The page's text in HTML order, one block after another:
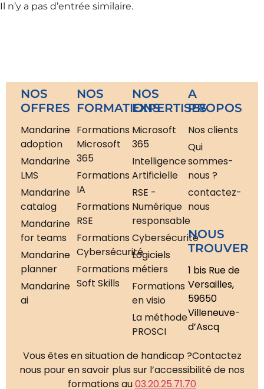
Il n’y a pas d’entrée similaire.
NOS
OFFRES
Mandarine
adoption
Mandarine
LMS
Mandarine
catalog
Mandarine
for teams
Mandarine
planner
Mandarine
ai
NOS
FORMATIONS
Formations
Microsoft
365
Formations
IA
Formations
RSE
Formations
Cybersécurité
Formations
Soft Skills
NOS
EXPERTISES
Microsoft
365
Intelligence
Artificielle
RSE -
Numérique
responsable
Cybersécurité
Logiciels
métiers
Formations
en visio
La méthode
PROSCI
A
PROPOS
Nos clients
Qui
sommes-
nous ?
contactez-
nous
NOUS
TROUVER
1 bis Rue de
Versailles,
59650
Villeneuve-
d’Ascq
Vous êtes en situation de handicap ?Contactez
nous pour en savoir plus sur l’accessibilité de nos
formations au03.20.25.71.70